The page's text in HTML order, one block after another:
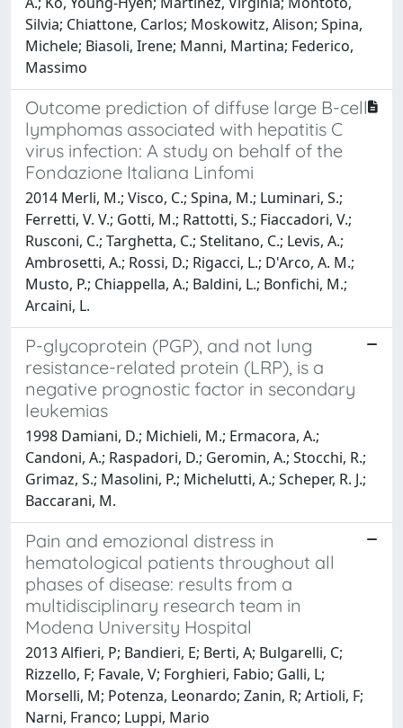
Silvia; Chiattone, Carlos; Moskowitz, Alison; Spina,
Michele; Biasoli, Irene; Manni, Martina; Federico,
Massimo
Outcome prediction of diffuse large B-cell
lymphomas associated with hepatitis C
virus infection: A study on behalf of the
Fondazione Italiana Linfomi
2014 Merli, M.; Visco, C.; Spina, M.; Luminari, S.;
Ferretti, V. V.; Gotti, M.; Rattotti, S.; Fiaccadori, V.;
Rusconi, C.; Targhetta, C.; Stelitano, C.; Levis, A.;
Ambrosetti, A.; Rossi, D.; Rigacci, L.; D'Arco, A. M.;
Musto, P.; Chiappella, A.; Baldini, L.; Bonfichi, M.;
Arcaini, L.
P-glycoprotein (PGP), and not lung
resistance-related protein (LRP), is a
negative prognostic factor in secondary
leukemias
1998 Damiani, D.; Michieli, M.; Ermacora, A.;
Candoni, A.; Raspadori, D.; Geromin, A.; Stocchi, R.;
Grimaz, S.; Masolini, P.; Michelutti, A.; Scheper, R. J.;
Baccarani, M.
Pain and emozional distress in
hematological patients throughout all
phases of disease: results from a
multidisciplinary research team in
Modena University Hospital
2013 Alfieri, P; Bandieri, E; Berti, A; Bulgarelli, C;
Rizzello, F; Favale, V; Forghieri, Fabio; Galli, L;
Morselli, M; Potenza, Leonardo; Zanin, R; Artioli, F;
Narni, Franco; Luppi, Mario